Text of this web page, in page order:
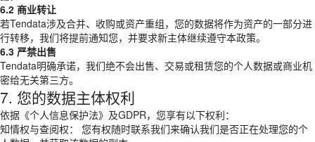
6.2 商业转让
若Tendata涉及合并、收购或资产重组，您的数据将作为资产的一部分进
行转移，我们将提前通知您，并要求新主体继续遵守本政策。
6.3 严禁出售
Tendata明确承诺，我们绝不会出售、交易或租赁您的个人数据或商业机
密给无关第三方。
7. 您的数据主体权利
依据《个人信息保护法》及GDPR，您享有以下权利：
知情权与查阅权： 您有权随时联系我们来确认我们是否正在处理您的个